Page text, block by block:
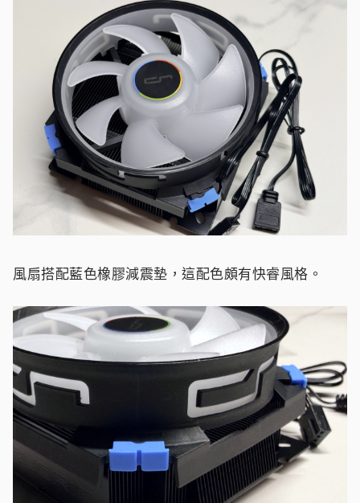
風扇搭配藍色橡膠減震墊，這配色頗有快睿風格。